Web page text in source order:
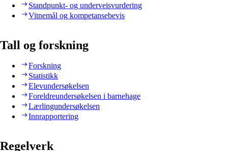
Standpunkt- og underveisvurdering
Vitnemål og kompetansebevis
Tall og forskning
Forskning
Statistikk
Elevundersøkelsen
Foreldreundersøkelsen i barnehage
Lærlingundersøkelsen
Innrapportering
Regelverk